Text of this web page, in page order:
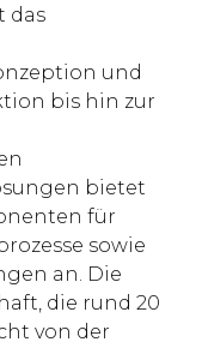
das
und
bis hin zur
bietet
für
sowie
an. Die
die rund 20
von der